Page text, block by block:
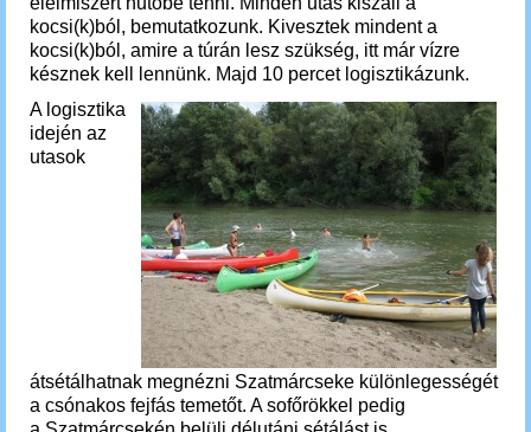
kocsi(k)ból, bemutatkozunk. Kivesztek mindent a
kocsi(k)ból, amire a túrán lesz szükség, itt már vízre
késznek kell lennünk. Majd 10 percet logisztikázunk.
A logisztika
idején az
utasok
átsétálhatnak megnézni Szatmárcseke különlegességét
a csónakos fejfás temetőt. A sofőrökkel pedig